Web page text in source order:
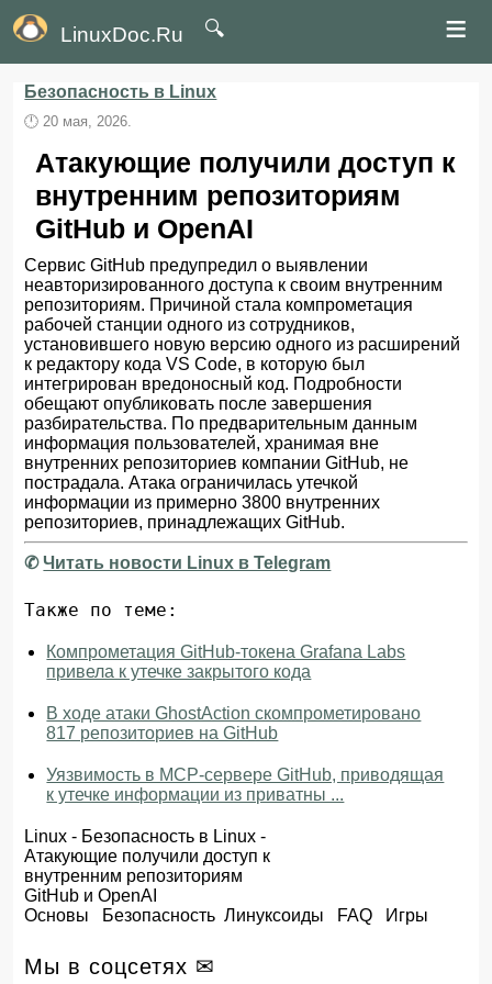
LinuxDoc.Ru 🔍 ≡
Безопасность в Linux
🕛20 мая, 2026.
Атакующие получили доступ к
внутренним репозиториям
GitHub и OpenAI
Сервис GitHub предупредил о выявлении
неавторизированного доступа к своим внутренним
репозиториям. Причиной стала компрометация
рабочей станции одного из сотрудников,
установившего новую версию одного из расширений
к редактору кода VS Code, в которую был
интегрирован вредоносный код. Подробности
обещают опубликовать после завершения
разбирательства. По предварительным данным
информация пользователей, хранимая вне
внутренних репозиториев компании GitHub, не
пострадала. Атака ограничилась утечкой
информации из примерно 3800 внутренних
репозиториев, принадлежащих GitHub.
✆Читать новости Linux в Telegram
Также по теме:
Компрометация GitHub-токена Grafana Labs
привела к утечке закрытого кода
В ходе атаки GhostAction скомпрометировано
817 репозиториев на GitHub
Уязвимость в MCP-сервере GitHub, приводящая
к утечке информации из приватны ...
Linux - Безопасность в Linux -
Атакующие получили доступ к
внутренним репозиториям
GitHub и OpenAI
Основы
Безопасность Линуксоиды FAQ Игры
Мы в соцсетях ✉